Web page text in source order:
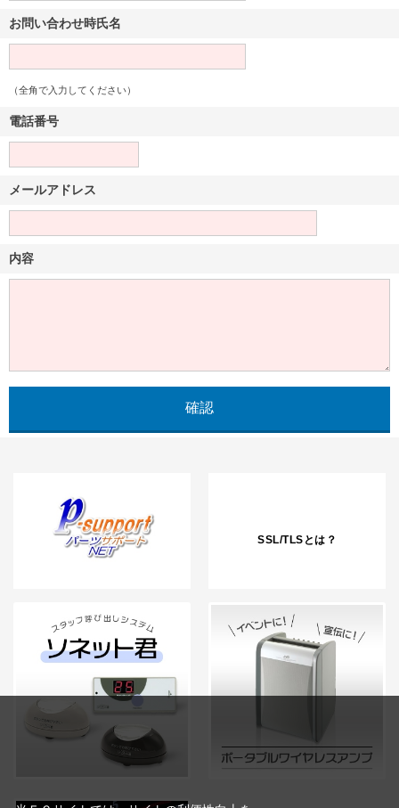
お問い合わせ時氏名
（全角で入力してください）
電話番号
メールアドレス
内容
SSL/TLSとは？